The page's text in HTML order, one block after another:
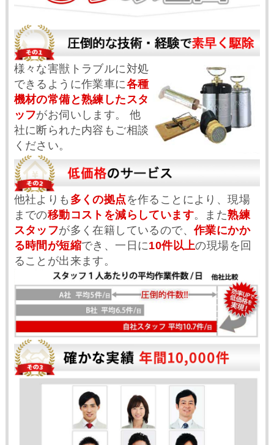
様々な害獣トラブルに対処
できるように作業車に各種
機材の常備と熟練したスタ
ッフがお伺いします。 他
社に断られた内容もご相談
ください。
他社よりも 多くの拠点 を作ることにより、現場
までの移動コストを減らしています。また熟練
スタッフが多く在籍しているので、作業にかか
る時間が短縮でき、一日に10件以上の現場を回
ることが出来ます。